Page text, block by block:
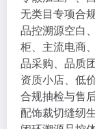
无类目专项合
品控溯源空白
柜、主流电商
品采购、品质
资质小店、低
合规抽检与售
配饰裁切缝纫